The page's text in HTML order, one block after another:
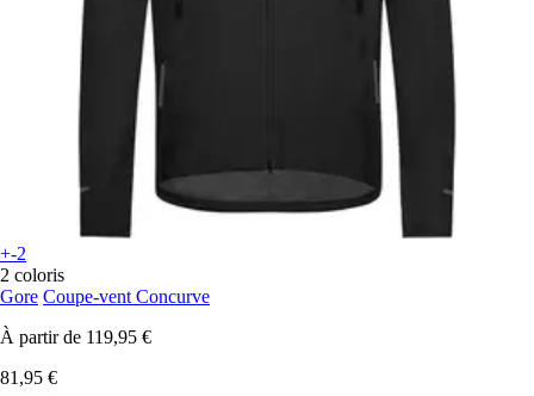
+-2
2 coloris
Gore Coupe-vent Concurve
À partir de 119,95 €
81,95 €